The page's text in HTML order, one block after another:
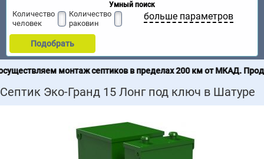
Умный поиск
Количество
человек
Количество
раковин
больше параметров
Подобрать
монтаж септиков в пределах 200 км от МКАД. Продажа
Септик Эко-Гранд 15 Лонг под ключ в Шатуре